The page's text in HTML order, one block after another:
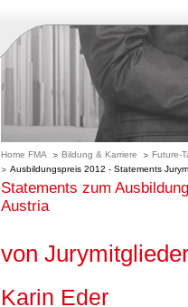
Home FMA Bildung & Karriere
Future-
Ausbildungspreis 2012 - Statements
Statements zum
Austria
von
Karin Eder